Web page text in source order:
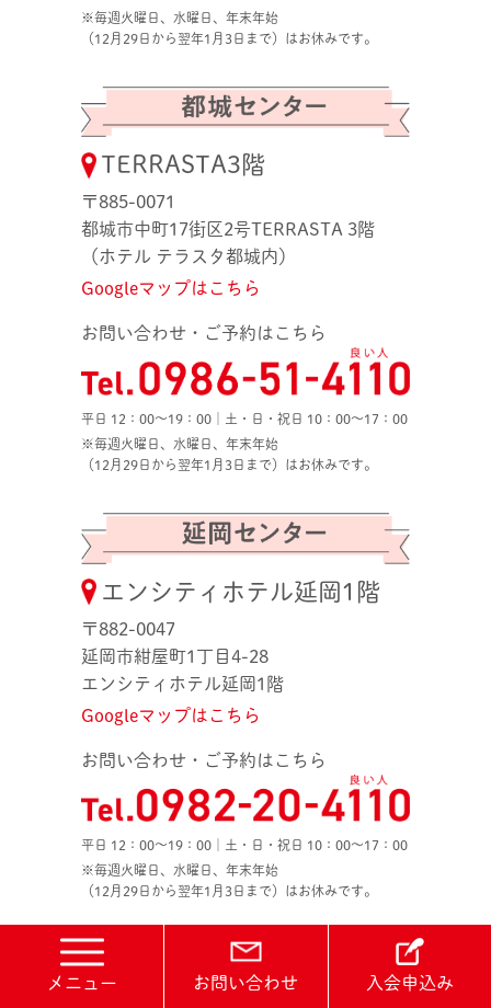
メニュー お問い合わせ 入会申込み
※毎週火曜日、水曜日、年末年始
（12月29日から翌年1月3日まで）はお休みです。
TERRASTA3階
〒885-0071
都城市中町17街区2号TERRASTA 3階
（ホテル テラスタ都城内）
Googleマップはこちら
お問い合わせ・ご予約はこちら
平日 12：00〜19：00｜土・日・祝日 10：00〜17：00
※毎週火曜日、水曜日、年末年始
（12月29日から翌年1月3日まで）はお休みです。
エンシティホテル延岡1階
〒882-0047
延岡市紺屋町1丁目4-28
エンシティホテル延岡1階
Googleマップはこちら
お問い合わせ・ご予約はこちら
平日 12：00〜19：00｜土・日・祝日 10：00〜17：00
※毎週火曜日、水曜日、年末年始
（12月29日から翌年1月3日まで）はお休みです。
Copyright Miyazaki Marriage Support Center .All Rights Reserved.